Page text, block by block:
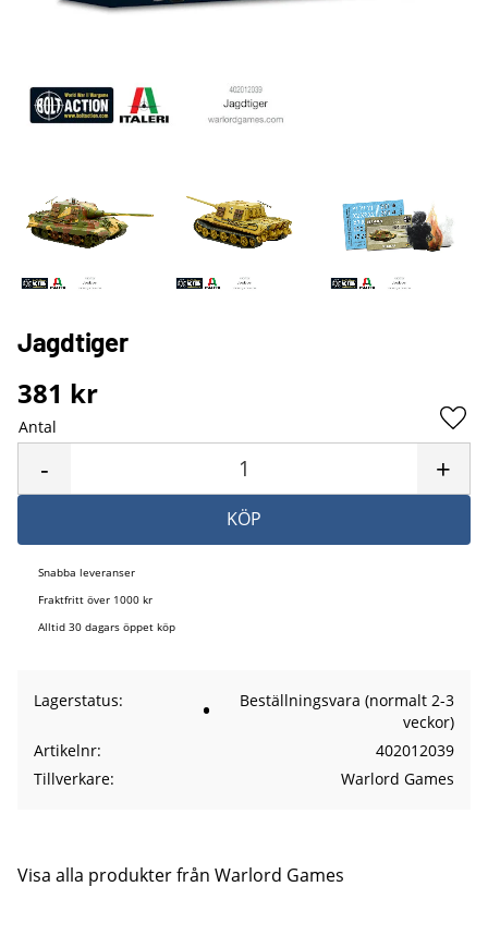
Jagdtiger
381 kr
Antal
+
-
KÖP
Snabba leveranser
Fraktfritt över 1000 kr
Alltid 30 dagars öppet köp
Lagerstatus
Beställningsvara (normalt 2-3
veckor)
Artikelnr
402012039
Tillverkare
Warlord Games
Visa alla produkter från Warlord Games